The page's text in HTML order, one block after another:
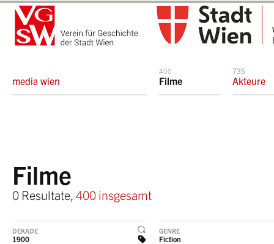
media wien
400
Filme
735
Akteure
Filme
0 Resultate, 400 insgesamt
DEKADE
1900
GENRE
Fiction